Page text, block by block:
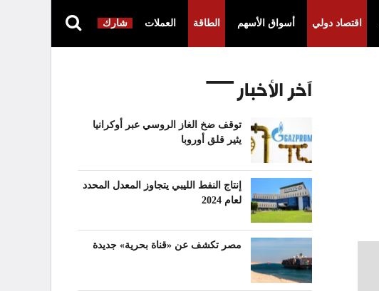
اقتصاد دولي أسواق الأسهم الطاقة العملات شارك
آخر الأخبار
توقف ضخ الغاز الروسي عبر أوكرانيا
يثير قلق أوروبا
إنتاج النفط الليبي يتجاوز المعدل المحدد
لعام 2024
مصر تكشف عن «قناة بحرية» جديدة